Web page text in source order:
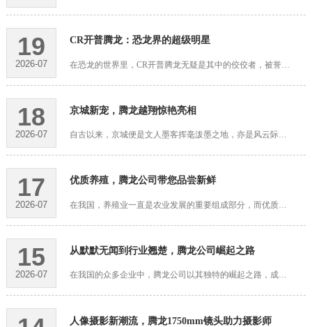
19
2026-07
CR开普腾龙：恐龙界的超级明星
18
2026-07
京城新宠，腾龙越翔惊艳亮相
自古以来，京城便是文人墨客挥毫泼墨之地，亦是风云际会之处。在这个历史悠久、文化底蕴深厚的城市，每一场盛会都足以引起世人瞩目。近日，京城新宠——腾龙越翔，以其独特魅力惊艳亮相，为这座城市再添一抹亮色。腾···
17
2026-07
优质养殖，腾龙公司带您品尝新鲜
在我国，养殖业一直是农业发展的重要组成部分，而优质养殖更是推动我国养殖业向高质量发展的重要途径。近年来，腾龙公司凭借其先进的养殖技术、严格的质量管理体系和完善的售后服务，赢得了广大消费者的信赖，成为了···
15
2026-07
从默默无闻到行业翘楚，腾龙公司崛起之路
在我国的众多企业中，腾龙公司以其独特的崛起之路，成为了行业内的佼佼者。从默默无闻到行业翘楚，腾龙公司凭借坚定的信念、创新的精神和卓越的执行力，书写了一段令人瞩目的成长传奇。起初，腾龙公司只是一家规模较···
人像摄影新潮流，腾龙1750mm镜头助力摄影师